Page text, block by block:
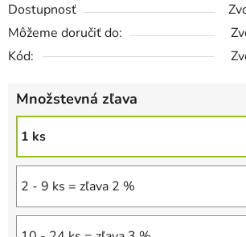
Dostupnosť
Môžeme doručiť do:
Kód:
Množstevná zľava
1 ks
2 - 9 ks = zľava 2 %